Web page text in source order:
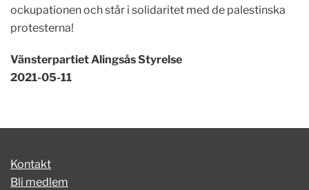
ockupationen och står i solidaritet med de palestinska
protesterna!
Vänsterpartiet Alingsås Styrelse
2021-05-11
Kontakt
Bli medlem